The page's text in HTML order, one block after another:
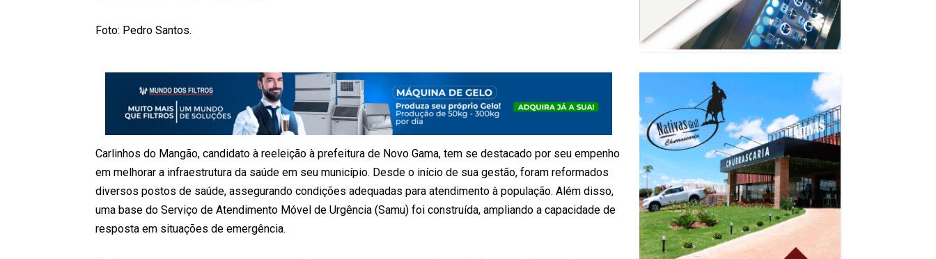
Foto: Pedro Santos.
Carlinhos do Mangão, candidato à reeleição à prefeitura de Novo Gama, tem se destacado por seu empenho
em melhorar a infraestrutura da saúde em seu município. Desde o início de sua gestão, foram reformados
diversos postos de saúde, assegurando condições adequadas para atendimento à população. Além disso,
uma base do Serviço de Atendimento Móvel de Urgência (Samu) foi construída, ampliando a capacidade de
resposta em situações de emergência.